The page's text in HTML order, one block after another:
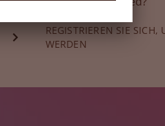
REGISTRIEREN SIE
WERDEN